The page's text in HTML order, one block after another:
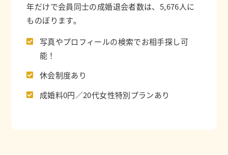
年だけで会員同士の成婚退会者数は、5,676人に
ものぼります。
写真やプロフィールの検索でお相手探し可
能！
休会制度あり
成婚料0円／20代女性特別プランあり